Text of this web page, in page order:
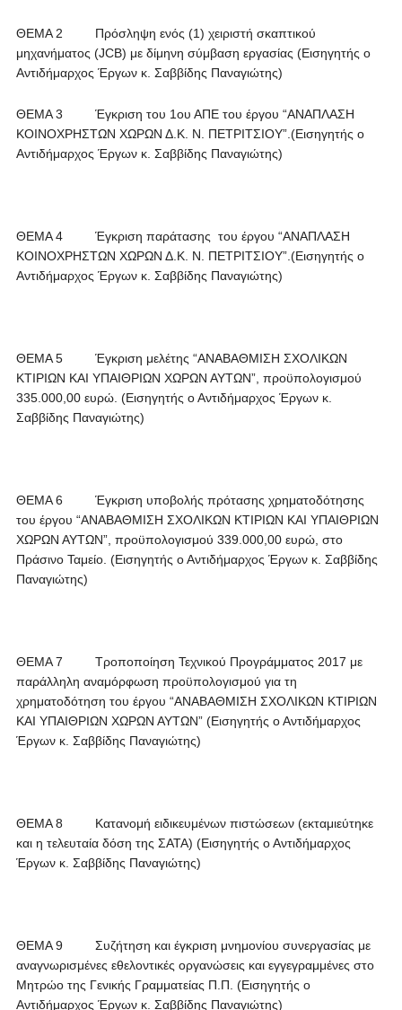
ΘΕΜΑ 2 Πρόσληψη ενός (1) χειριστή σκαπτικού
μηχανήματος (JCB) με δίμηνη σύμβαση εργασίας (Εισηγητής ο
Αντιδήμαρχος Έργων κ. Σαββίδης Παναγιώτης)
ΘΕΜΑ 3 Έγκριση του 1ου ΑΠΕ του έργου “ΑΝΑΠΛΑΣΗ
ΚΟΙΝΟΧΡΗΣΤΩΝ ΧΩΡΩΝ Δ.Κ. Ν. ΠΕΤΡΙΤΣΙΟΥ”.(Εισηγητής ο
Αντιδήμαρχος Έργων κ. Σαββίδης Παναγιώτης)
ΘΕΜΑ 4 Έγκριση παράτασης του έργου “ΑΝΑΠΛΑΣΗ
ΚΟΙΝΟΧΡΗΣΤΩΝ ΧΩΡΩΝ Δ.Κ. Ν. ΠΕΤΡΙΤΣΙΟΥ”.(Εισηγητής ο
Αντιδήμαρχος Έργων κ. Σαββίδης Παναγιώτης)
ΘΕΜΑ 5 Έγκριση μελέτης “ΑΝΑΒΑΘΜΙΣΗ ΣΧΟΛΙΚΩΝ
ΚΤΙΡΙΩΝ ΚΑΙ ΥΠΑΙΘΡΙΩΝ ΧΩΡΩΝ ΑΥΤΩΝ”, προϋπολογισμού
335.000,00 ευρώ. (Εισηγητής ο Αντιδήμαρχος Έργων κ.
Σαββίδης Παναγιώτης)
ΘΕΜΑ 6 Έγκριση υποβολής πρότασης χρηματοδότησης
του έργου “ΑΝΑΒΑΘΜΙΣΗ ΣΧΟΛΙΚΩΝ ΚΤΙΡΙΩΝ ΚΑΙ ΥΠΑΙΘΡΙΩΝ
ΧΩΡΩΝ ΑΥΤΩΝ”, προϋπολογισμού 339.000,00 ευρώ, στο
Πράσινο Ταμείο. (Εισηγητής ο Αντιδήμαρχος Έργων κ. Σαββίδης
Παναγιώτης)
ΘΕΜΑ 7 Τροποποίηση Τεχνικού Προγράμματος 2017 με
παράλληλη αναμόρφωση προϋπολογισμού για τη
χρηματοδότηση του έργου “ΑΝΑΒΑΘΜΙΣΗ ΣΧΟΛΙΚΩΝ ΚΤΙΡΙΩΝ
ΚΑΙ ΥΠΑΙΘΡΙΩΝ ΧΩΡΩΝ ΑΥΤΩΝ” (Εισηγητής ο Αντιδήμαρχος
Έργων κ. Σαββίδης Παναγιώτης)
ΘΕΜΑ 8 Κατανομή ειδικευμένων πιστώσεων (εκταμιεύτηκε
και η τελευταία δόση της ΣΑΤΑ) (Εισηγητής ο Αντιδήμαρχος
Έργων κ. Σαββίδης Παναγιώτης)
ΘΕΜΑ 9 Συζήτηση και έγκριση μνημονίου συνεργασίας με
αναγνωρισμένες εθελοντικές οργανώσεις και εγγεγραμμένες στο
Μητρώο της Γενικής Γραμματείας Π.Π. (Εισηγητής ο
Αντιδήμαρχος Έργων κ. Σαββίδης Παναγιώτης)